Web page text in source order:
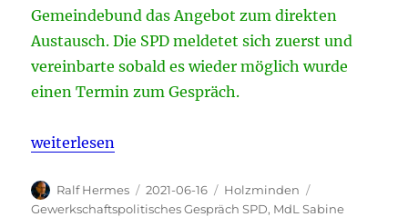
Gemeindebund das Angebot zum direkten
Austausch. Die SPD meldetet sich zuerst und
vereinbarte sobald es wieder möglich wurde
einen Termin zum Gespräch.
„Politikgespräch Nr. 1 der GdP KG Holzminden mit
weiterlesen
Autor
Ralf Hermes
Veröffentlicht
am
2021-06-16 Kategorien
Holzminden
Gewerkschaftspolitisches Gespräch SPD, MdL Sabine